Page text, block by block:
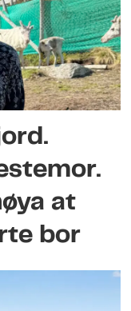
at
bor